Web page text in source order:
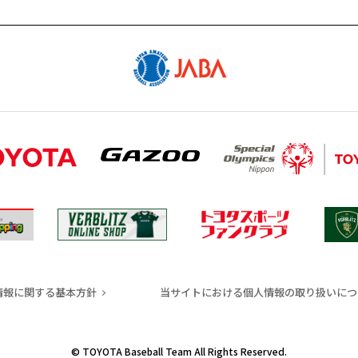
報に関する基本方針 当サイトにおける個人情報の取り扱いに
© TOYOTA Baseball Team All Rights Reserved.